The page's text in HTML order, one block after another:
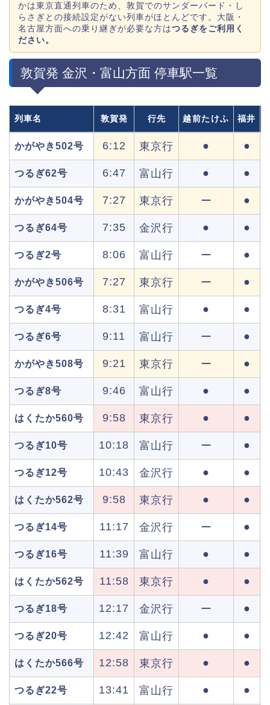
かは東京直通列車のため、敦賀でのサンダーバード・し
らさぎとの接続設定がない列車がほとんどです。大阪・
名古屋方面への乗り継ぎが必要な方はつるぎをご利用く
ださい。
敦賀発 金沢・富山方面 停車駅一覧
列車名 敦賀発 行先 越前たけふ 福井
かがやき502号 6:12 東京行 ● ●
つるぎ62号 6:47 富山行 ● ●
かがやき504号 7:27 東京行 ー ●
つるぎ64号 7:35 金沢行 ● ●
つるぎ2号 8:06 富山行 ー ●
かがやき506号 7:27 東京行 ー ●
つるぎ4号 8:31 富山行 ● ●
つるぎ6号 9:11 富山行 ー ●
かがやき508号 9:21 東京行 ー ●
つるぎ8号 9:46 富山行 ● ●
はくたか560号 9:58 東京行 ● ●
つるぎ10号 10:18 富山行 ー ●
つるぎ12号 10:43 金沢行 ● ●
はくたか562号 9:58 東京行 ● ●
つるぎ14号 11:17 金沢行 ー ●
つるぎ16号 11:39 富山行 ● ●
はくたか562号 11:58 東京行 ● ●
つるぎ18号 12:17 金沢行 ー ●
つるぎ20号 12:42 富山行 ● ●
はくたか566号 12:58 東京行 ● ●
つるぎ22号 13:41 富山行 ● ●